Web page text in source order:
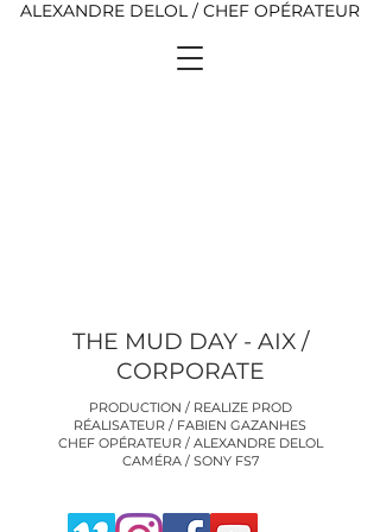
ALEXANDRE DELOL / CHEF OPÉRATEUR
THE MUD DAY - AIX /
CORPORATE
PRODUCTION / REALIZE PROD
RÉALISATEUR / FABIEN GAZANHES
CHEF OPÉRATEUR / ALEXANDRE DELOL
CAMÉRA / SONY FS7